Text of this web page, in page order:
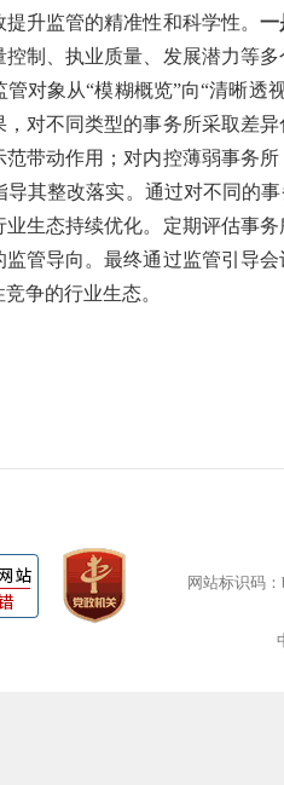
升监管的精准性和科学性。 一
控制、执业质量、发展潜力等
对象从“模糊概览”向“清晰透
对不同类型的事务所采取差
带动作用；对内控薄弱事务
其整改落实。通过对不同的
业生态持续优化。定期评估事
管导向。最终通过监管引导
争的行业生态。
网站标识码